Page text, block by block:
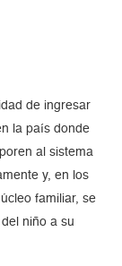
de ingresar
la país donde
al sistema
y, en los
familiar, se
niño a su